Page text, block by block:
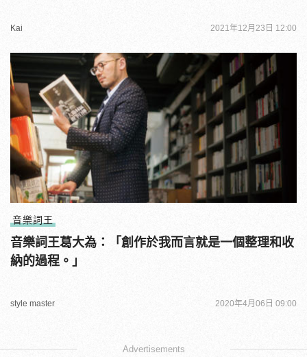
Kai 2021年12月23日 12:00
音樂詞王
音樂詞王葛大為：「創作於我而言就是一個整理和收
納的過程。」
style master 2020年4月06日 09:00
Advertisements